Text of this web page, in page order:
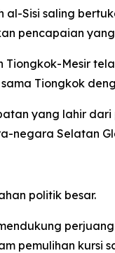
Sisi saling
pencapaian
Mesir
Tiongkok
yang lahir
negara Selatan
politik besar.
kursi